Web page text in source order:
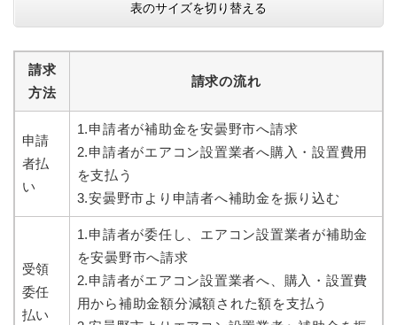
表のサイズを切り替える
請求
方法
請求の流れ
申請
者払
い
1.申請者が補助金を安曇野市へ請求
2.申請者がエアコン設置業者へ購入・設置費用
を支払う
3.安曇野市より申請者へ補助金を振り込む
受領
委任
払い
1.申請者が委任し、エアコン設置業者が補助金
を安曇野市へ請求
2.申請者がエアコン設置業者へ、購入・設置費
用から補助金額分減額された額を支払う